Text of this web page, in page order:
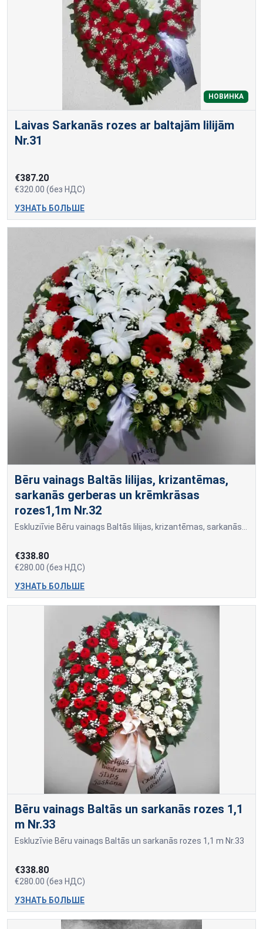
НОВИНКА
Laivas Sarkanās rozes ar baltajām lilijām
Nr.31
€387.20
€320.00 (без НДС)
УЗНАТЬ БОЛЬШЕ
Bēru vainags Baltās lilijas, krizantēmas,
sarkanās gerberas un krēmkrāsas
rozes1,1m Nr.32
Eskluziīvie Bēru vainags Baltās lilijas, krizantēmas, sarkanās gerberas un krēmkrāsas rozes1,1m Nr.32
€338.80
€280.00 (без НДС)
УЗНАТЬ БОЛЬШЕ
Bēru vainags Baltās un sarkanās rozes 1,1
m Nr.33
Eskluzīvie Bēru vainags Baltās un sarkanās rozes 1,1 m Nr.33
€338.80
€280.00 (без НДС)
УЗНАТЬ БОЛЬШЕ